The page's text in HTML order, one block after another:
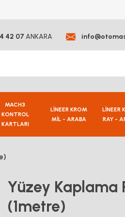
42 07 ANKARA
MACH3
KONTROL
KARTLARI
LİNEER KROM
MİL - ARABA
LİNEER
RAY -
Yüzey Kaplama
(1metre)